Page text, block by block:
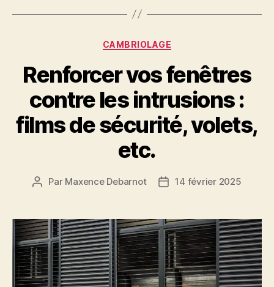
Catégories
CAMBRIOLAGE
Renforcer vos fenêtres
contre les intrusions :
films de sécurité, volets,
etc.
Auteur
Par Maxence Debarnot
Date14 février 2025